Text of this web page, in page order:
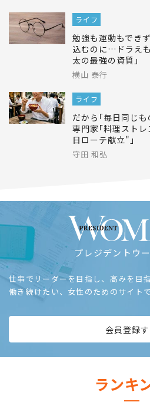
ライフ
勉強も運動もでき
込むのに…ドラえ
太の最強の資質｣
横山 泰行
ライフ
だから｢毎日同じ
専門家｢料理スト
日ローテ献立"｣
守田 和弘
プレジデントウ
仕事でリーダーを目指し、高みを目
働き続けたい、女性のためのサイトで
会員登録
ランキ